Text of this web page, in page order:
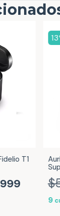
T1
13
9